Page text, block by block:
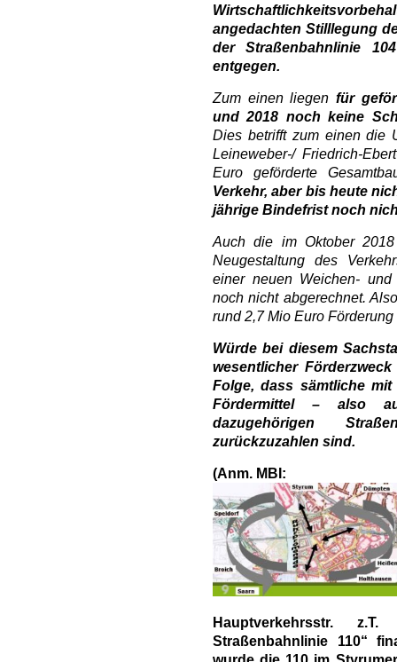
angedachten Stilllegung
der Straßenbahnlinie
entgegen.
Zum einen liegenfür
und 2018 noch keine
Dies betrifft zum einen die
Leineweber-/ Friedrich-
Euro geförderte
Verkehr, aber bis heute
jährige Bindefrist noch
Auch die im Oktober
Neugestaltung des
einer neuen Weichen- und
noch nicht abgerechnet.
rund 2,7 Mio Euro
Würde bei diesem
wesentlicher
Folge, dass sämtliche
Fördermittel – also
dazugehörigen
zurückzuzahlen sind.
(Anm. MBI:
Hauptverkehrsstr.
Straßenbahnlinie 110“